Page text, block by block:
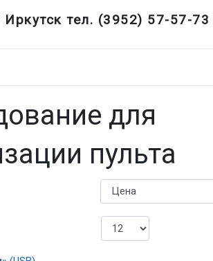
тел. (3952) 57-57-73
для
пульта